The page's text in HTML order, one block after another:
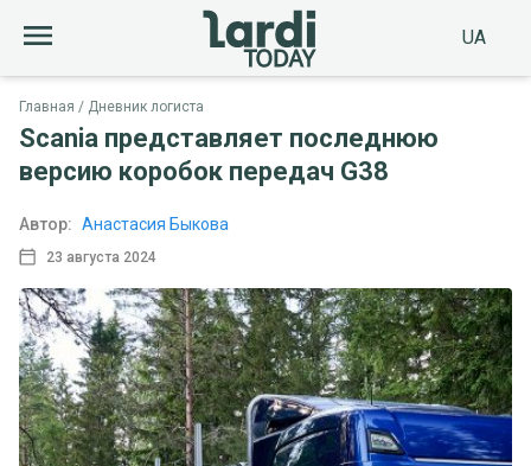
UA
Главная Дневник логиста
Scania представляет последнюю
версию коробок передач G38
23 августа 2024
Автор: Анастасия Быкова